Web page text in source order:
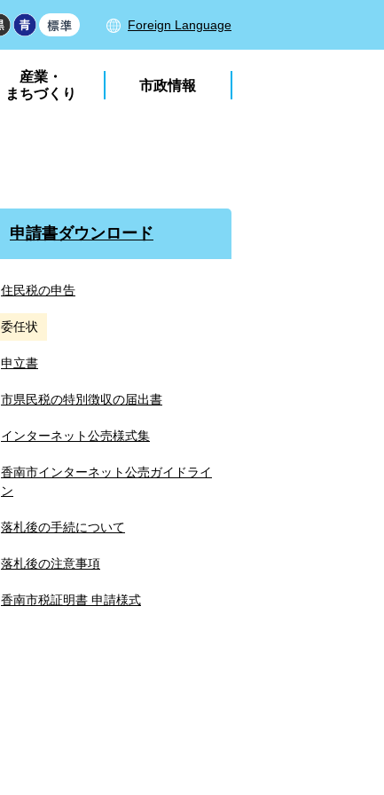
Foreign Language
産業・
まちづくり
市政情報
申請書ダウンロード
住民税の申告
委任状
申立書
市県民税の特別徴収の届出書
インターネット公売様式集
香南市インターネット公売ガイドライ
ン
落札後の手続について
落札後の注意事項
香南市税証明書 申請様式